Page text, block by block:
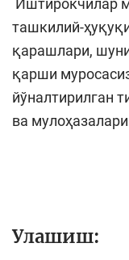
Иштирокчилар
ташкилий-
қарашлари,
қарши
йўналтирилган
ва
Улашиш: